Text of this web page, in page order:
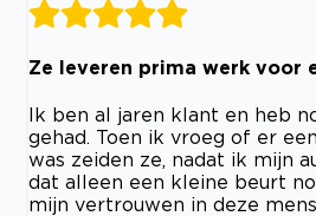
Ze leveren prima werk voor
Ik ben al jaren klant en heb
gehad. Toen ik vroeg of er
was zeiden ze, nadat ik mijn
dat alleen een kleine beurt
mijn vertrouwen in deze